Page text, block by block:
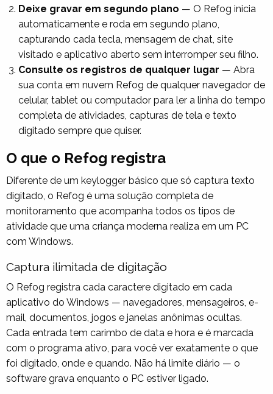
Deixe gravar em segundo plano — O Refog inicia
automaticamente e roda em segundo plano,
capturando cada tecla, mensagem de chat, site
visitado e aplicativo aberto sem interromper seu filho.
Consulte os registros de qualquer lugar — Abra
sua conta em nuvem Refog de qualquer navegador de
celular, tablet ou computador para ler a linha do tempo
completa de atividades, capturas de tela e texto
digitado sempre que quiser.
O que o Refog registra
Diferente de um keylogger básico que só captura texto
digitado, o Refog é uma solução completa de
monitoramento que acompanha todos os tipos de
atividade que uma criança moderna realiza em um PC
com Windows.
Captura ilimitada de digitação
O Refog registra cada caractere digitado em cada
aplicativo do Windows — navegadores, mensageiros, e-
mail, documentos, jogos e janelas anônimas ocultas.
Cada entrada tem carimbo de data e hora e é marcada
com o programa ativo, para você ver exatamente o que
foi digitado, onde e quando. Não há limite diário — o
software grava enquanto o PC estiver ligado.